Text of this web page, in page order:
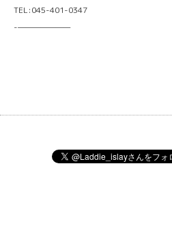
TEL:045-401-0347
-———————